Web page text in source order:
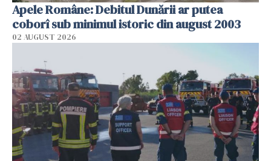
Apele Române: Debitul Dunării ar putea
coborî sub minimul istoric din august 2003
02 AUGUST 2026